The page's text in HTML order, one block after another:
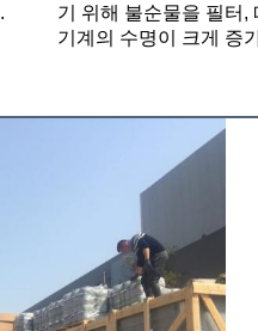
.
기 위해 불순물을 필터,
기계의 수명이 크게 증